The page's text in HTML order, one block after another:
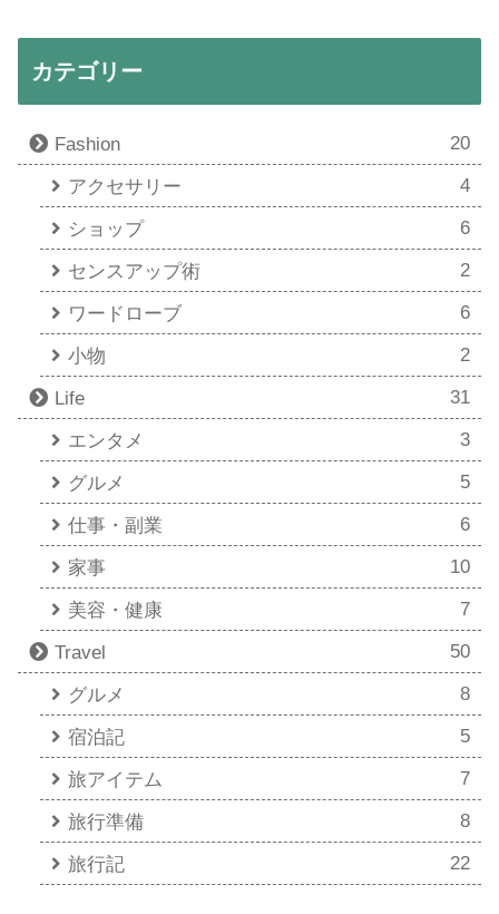
カテゴリー
Fashion 20
アクセサリー 4
ショップ 6
センスアップ術 2
ワードローブ 6
小物 2
Life 31
エンタメ 3
グルメ 5
仕事・副業 6
家事 10
美容・健康 7
Travel 50
グルメ 8
宿泊記 5
旅アイテム 7
旅行準備 8
旅行記 22